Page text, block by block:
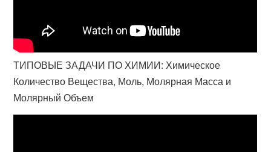
ТИПОВЫЕ ЗАДАЧИ ПО ХИМИИ: Химическое
Количество Вещества, Моль, Молярная Масса и
Молярный Объем